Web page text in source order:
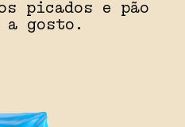
picados e pão
a gosto.